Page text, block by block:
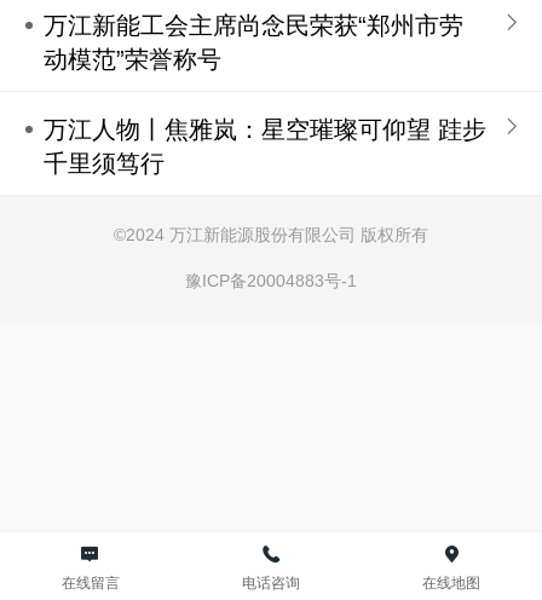
万江新能工会主席尚念民荣获“郑州市劳
动模范”荣誉称号
万江人物丨焦雅岚：星空璀璨可仰望 跬步
千里须笃行
©2024 万江新能源股份有限公司 版权所有
豫ICP备20004883号-1
在线留言 电话咨询 在线地图